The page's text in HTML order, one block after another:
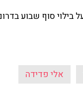
בילוי סוף שבוע
אלי פדידה